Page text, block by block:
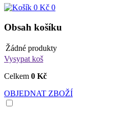
0 Kč 0
Obsah košíku
Žádné produkty
Vysypat koš
Celkem 0 Kč
OBJEDNAT ZBOŽÍ